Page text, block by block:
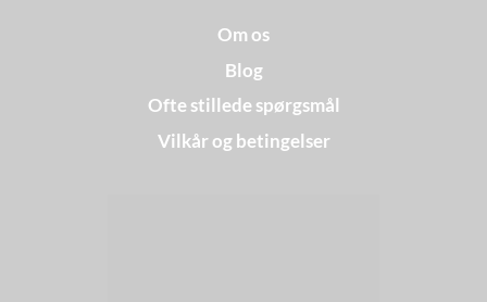
Om os
Blog
Ofte stillede spørgsmål
Vilkår og betingelser